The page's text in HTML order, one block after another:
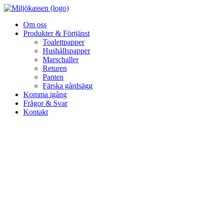
Om oss
Produkter & Förtjänst
Toalettpapper
Hushållspapper
Marschaller
Returen
Panten
Färska gårdsägg
Komma igång
Frågor & Svar
Kontakt